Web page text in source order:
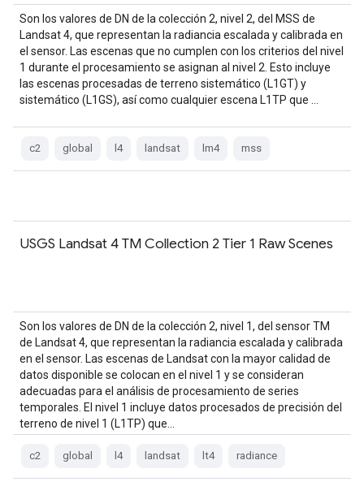
Son los valores de DN de la colección 2, nivel 2, del MSS de
Landsat 4, que representan la radiancia escalada y calibrada en
el sensor. Las escenas que no cumplen con los criterios del nivel
1 durante el procesamiento se asignan al nivel 2. Esto incluye
las escenas procesadas de terreno sistemático (L1GT) y
sistemático (L1GS), así como cualquier escena L1TP que …
c2 global l4 landsat lm4 mss
USGS Landsat 4 TM Collection 2 Tier 1 Raw Scenes
Son los valores de DN de la colección 2, nivel 1, del sensor TM
de Landsat 4, que representan la radiancia escalada y calibrada
en el sensor. Las escenas de Landsat con la mayor calidad de
datos disponible se colocan en el nivel 1 y se consideran
adecuadas para el análisis de procesamiento de series
temporales. El nivel 1 incluye datos procesados de precisión del
terreno de nivel 1 (L1TP) que…
c2 global l4 landsat lt4 radiance